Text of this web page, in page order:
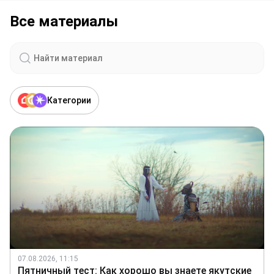
Все материалы
Категории
07.08.2026, 11:15
Пятничный тест: Как хорошо вы знаете якутские